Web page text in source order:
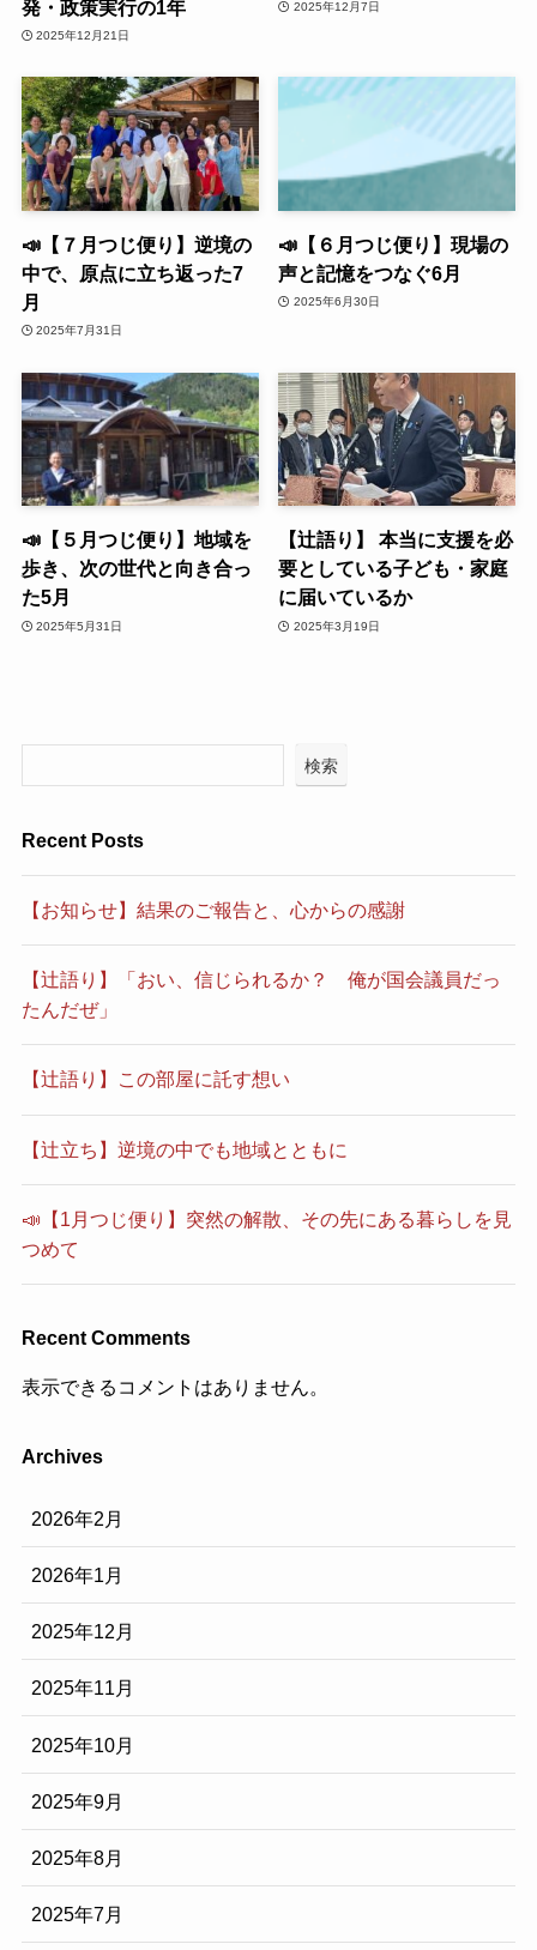
発・政策実行の1年
2025年12月21日
2025年12月7日
📣【７月つじ便り】逆境の
中で、原点に立ち返った7
月
2025年7月31日
📣【６月つじ便り】現場の
声と記憶をつなぐ6月
2025年6月30日
📣【５月つじ便り】地域を
歩き、次の世代と向き合っ
た5月
2025年5月31日
【辻語り】 本当に支援を必
要としている子ども・家庭
に届いているか
2025年3月19日
検索
Recent Posts
【お知らせ】結果のご報告と、心からの感謝
【辻語り】「おい、信じられるか？ 俺が国会議員だっ
たんだぜ」
【辻語り】この部屋に託す想い
【辻立ち】逆境の中でも地域とともに
📣【1月つじ便り】突然の解散、その先にある暮らしを見
つめて
Recent Comments
表示できるコメントはありません。
Archives
2026年2月
2026年1月
2025年12月
2025年11月
2025年10月
2025年9月
2025年8月
2025年7月